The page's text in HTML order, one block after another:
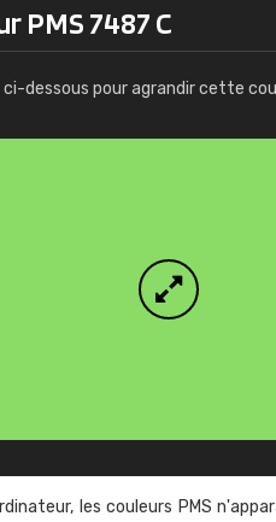
PMS 7487 C
dessous pour agrandir cette
les couleurs PMS